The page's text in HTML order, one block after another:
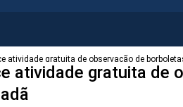
atividade gratuita de observação de
atividade gratuita de